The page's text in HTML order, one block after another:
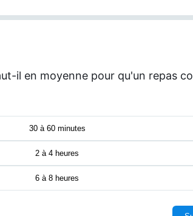
il en moyenne pour qu'un repas
30 à 60 minutes
2 à 4 heures
6 à 8 heures